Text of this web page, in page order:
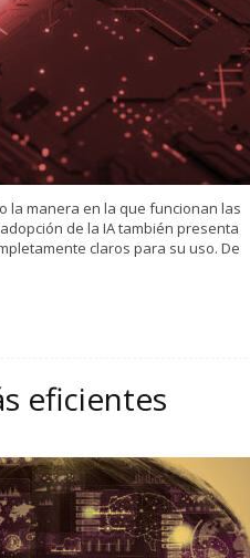
la manera en la que funcionan las
de la IA también presenta
claros para su uso. De
eficientes